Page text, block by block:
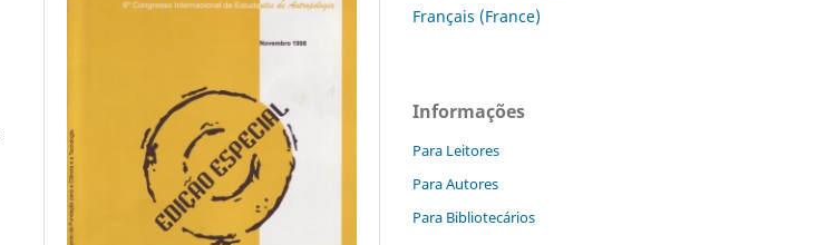
Français (France)
Informações
Para Leitores
Para Autores
Para Bibliotecários